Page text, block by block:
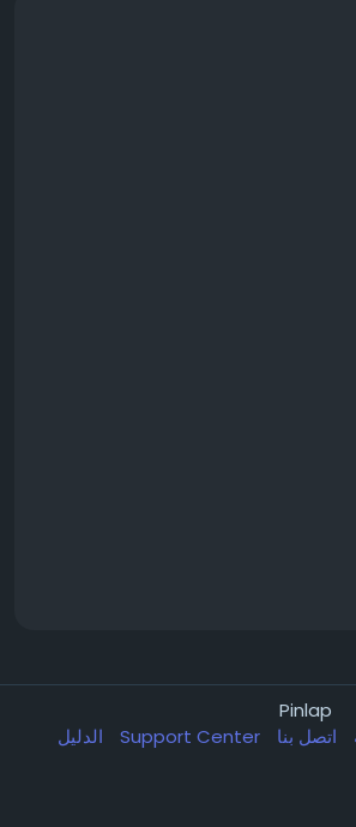
اتصل بنا Support Center الدليل